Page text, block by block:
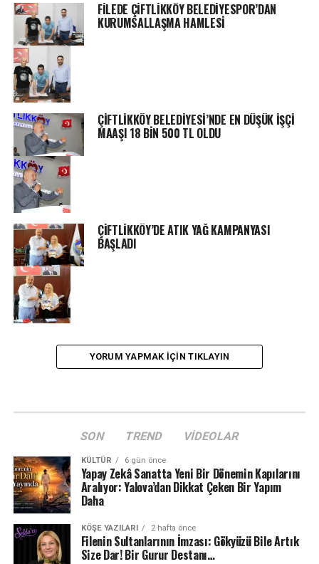
FİLEDE ÇİFTLİKKÖY BELEDİYESPOR’DAN
KURUMSALLAŞMA HAMLESİ
ÇİFTLİKKÖY BELEDİYESİ’NDE EN DÜŞÜK İŞÇİ
MAAŞI 18 BİN 500 TL OLDU
ÇİFTLİKKÖY’DE ATIK YAĞ KAMPANYASI
BAŞLADI
YORUM YAPMAK IÇIN TIKLAYIN
SON TREND VIDEOLAR
KÜLTÜR 6 gün önce
Yapay Zekâ Sanatta Yeni Bir Dönemin Kapılarını
Aralıyor: Yalova’dan Dikkat Çeken Bir Yapım
Daha
KÖŞE YAZILARI 2 hafta önce
Filenin Sultanlarının İmzası: Gökyüzü Bile Artık
Size Dar! Bir Gurur Destanı…